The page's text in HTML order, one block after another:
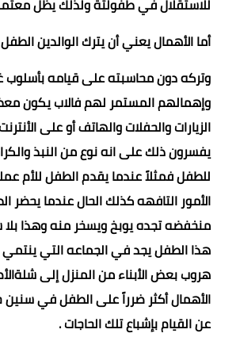
للاستقلال في طفولتة ولذلك يظل
أما الأهمال يعني أن يترك الوالدين
وتركه دون محاسبته على قيامه بأسلوب
وإهمالهم المستمر لهم فالاب يكون
الزيارات والحفلات والهاتف أو على
يفسرون ذلك على انه نوع من النبذ
للطفل فمثلاً عندما يقدم الطفل للأم
الأمور التافهه كذلك الحال عندما يحضر
منخفضه تجده يوبخ ويسخر منه وهذا
هذا الطفل يجد في الجماعه التي
هروب بعض الأبناء من المنزل إلى
الأهمال أكثر ضرراً على الطفل في سنين
عن القيام بإشباع تلك الحاجات .